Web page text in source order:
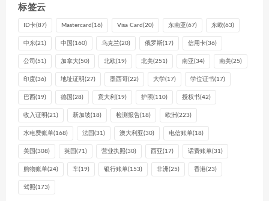
标签云
ID卡(87) Mastercard (16) Visa Card (20) 东南亚(67) 东欧(63)
中东(21) 中国 (160) 乌克兰(20) 俄罗斯(17) 信用卡(36)
公司 (51) 加拿大(50) 北欧(19) 北美(251) 南亚(34) 南美(25)
印度(36) 地址证明 (27) 墨西哥(22) 大学(17) 学位证书(17)
巴西(19) 德国 (28) 意大利 (19) 护照(110) 授权书(42)
收入证明 (21) 新加坡(18) 检测报告(18) 欧洲 (223)
水电费账单(168) 法国 (31) 澳大利亚(30) 电信账单(18)
美国 (308) 英国 (71) 营业执照(30) 西亚(17) 话费账单(31)
购物账单(24) 车(19) 银行账单(153) 非洲 (25) 香港(23)
驾照(173)